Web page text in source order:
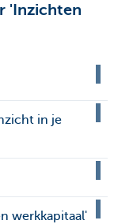
'Inzichten
in je
werkkapitaal'